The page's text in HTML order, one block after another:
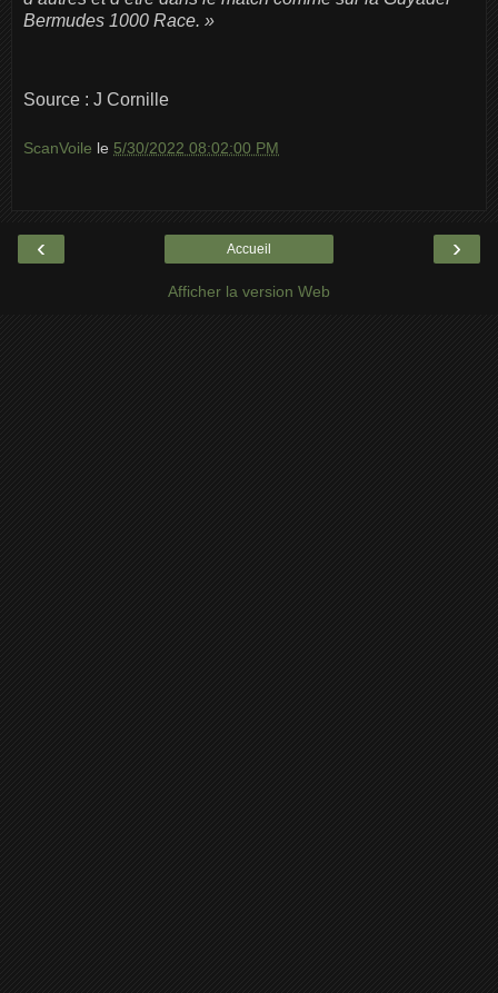
Bermudes 1000 Race. »
Source : J Cornille
ScanVoile le 5/30/2022 08:02:00 PM
‹ ›
Accueil
Afficher la version Web